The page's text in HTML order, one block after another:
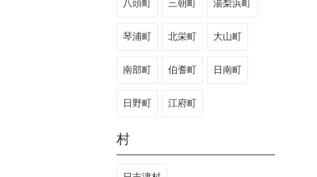
八頭町 三朝町 湯梨浜町
琴浦町 北栄町 大山町
南部町 伯耆町 日南町
日野町 江府町
村